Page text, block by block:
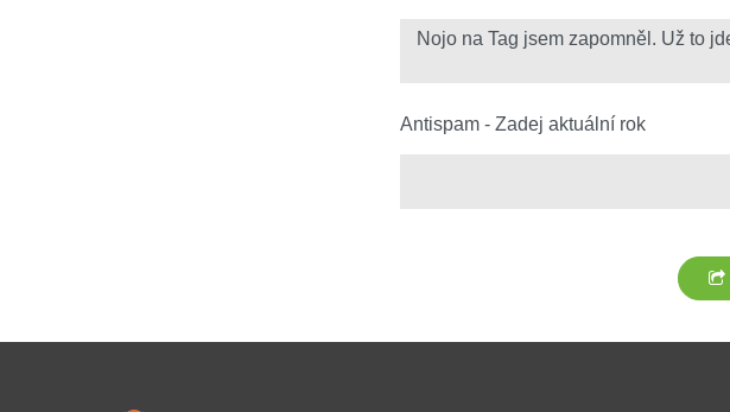
Antispam - Zadej aktuální rok